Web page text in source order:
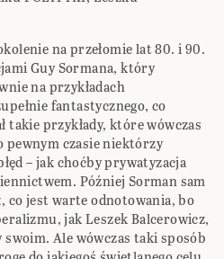
na przełomie lat 80. i 90.
Guy Sormana, który
na przykładach
fantastycznego, co
takie przykłady, które wówczas
pewnym czasie niektórzy
– jak choćby prywatyzacja
Później Sorman sam
co jest warte odnotowania, bo
jak Leszek Balcerowicz,
Ale wówczas taki sposób